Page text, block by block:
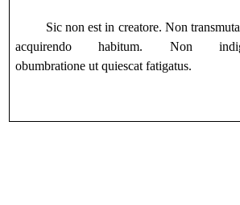
Sic non est in creatore. Non
acquirendo habitum. Non
obumbratione ut quiescat fatigatus.